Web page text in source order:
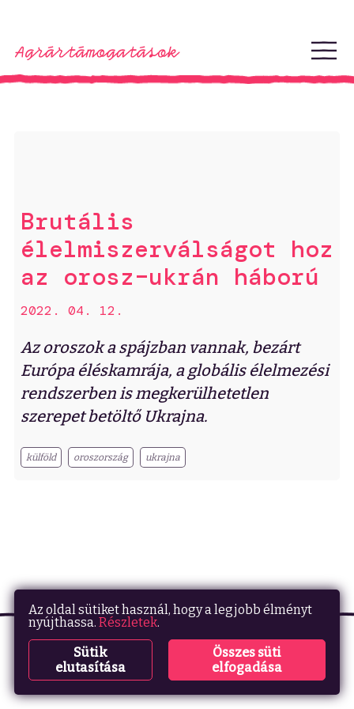
Brutális
élelmiszerválságot hoz
az orosz–ukrán háború
2022. 04. 12.
Az oroszok a spájzban vannak, bezárt
Európa éléskamrája, a globális élelmezési
rendszerben is megkerülhetetlen
szerepet betöltő Ukrajna.
külföld oroszország ukrajna
Adatvédelem
Az oldal sütiket használ, hogy a legjobb élményt
nyújthassa. Részletek.
Sütik
elutasítása
Összes süti
elfogadása